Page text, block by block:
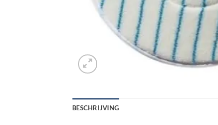
BESCHRIJVING